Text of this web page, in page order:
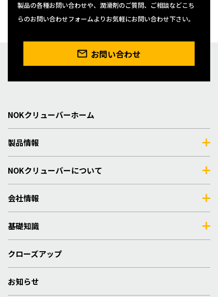
製品の各種お問い合わせや、潤滑剤のご質問、ご相談などこち
らのお問い合わせフォームよりお気軽にお問い合わせ下さい。
お問い合わせ
NOKクリューバーホーム
製品情報
NOKクリューバーについて
会社情報
基礎知識
クローズアップ
お知らせ